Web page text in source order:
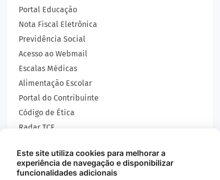
Portal Educação
Nota Fiscal Eletrônica
Previdência Social
Acesso ao Webmail
Escalas Médicas
Alimentação Escolar
Portal do Contribuinte
Código de Ética
Radar TCE
SIC
GEOBRAS
Este site utiliza cookies para melhorar a
experiência de navegação e disponibilizar
funcionalidades adicionais